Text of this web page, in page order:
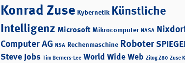
Konrad Zuse Kybernetik Künstliche
Intelligenz Microsoft Mikrocomputer NASA
Computer AG NSA Rechenmaschine Roboter
Steve Jobs Tim Berners-Lee World Wide Web Zilog Z80 Zuse